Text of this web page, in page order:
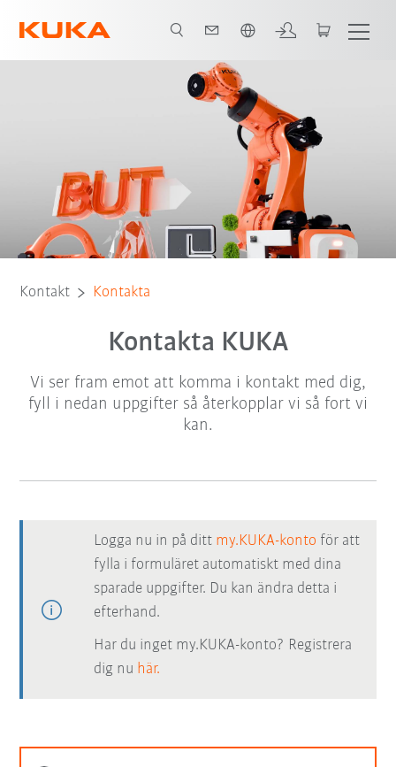
Kontakt Kontakta
Kontakta KUKA
Vi ser fram emot att komma i kontakt med dig,
fyll i nedan uppgifter så återkopplar vi så fort vi
kan.
Logga nu in på ditt my.KUKA-konto för att
fylla i formuläret automatiskt med dina
sparade uppgifter. Du kan ändra detta i
efterhand.
Har du inget my.KUKA-konto? Registrera
dig nu här.